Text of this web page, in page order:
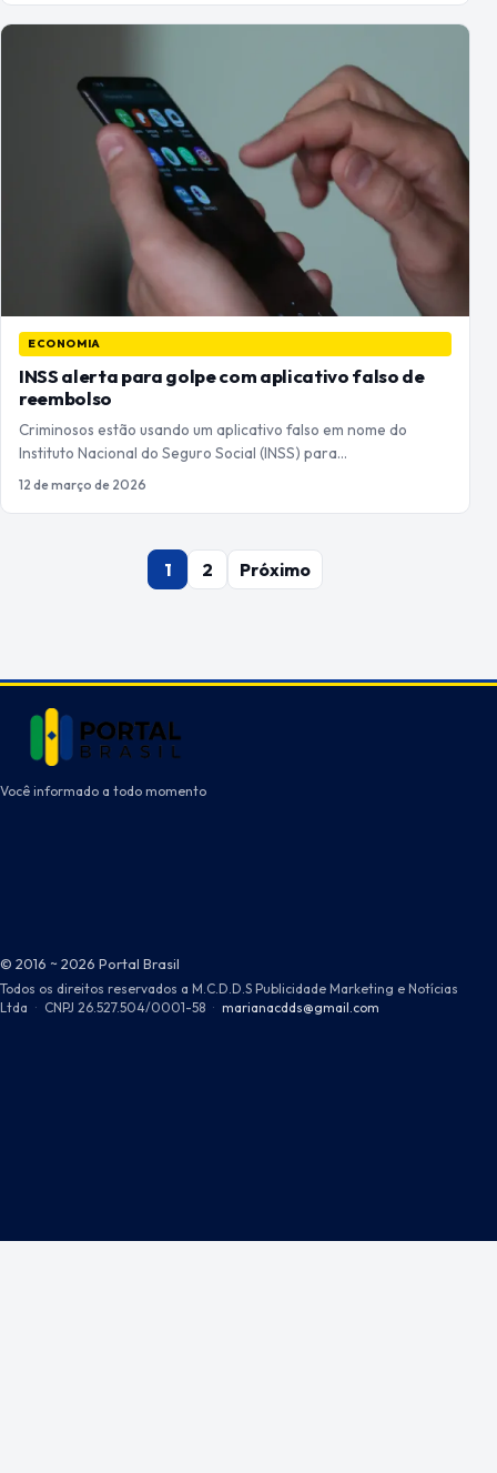
ECONOMIA
INSS alerta para golpe com aplicativo falso de
reembolso
Criminosos estão usando um aplicativo falso em nome do
Instituto Nacional do Seguro Social (INSS) para…
12 de março de 2026
1 2 Próximo
Você informado a todo momento
© 2016 ~ 2026 Portal Brasil
Todos os direitos reservados a M.C.D.D.S Publicidade Marketing e Notícias
Ltda · CNPJ 26.527.504/0001-58 · marianacdds@gmail.com